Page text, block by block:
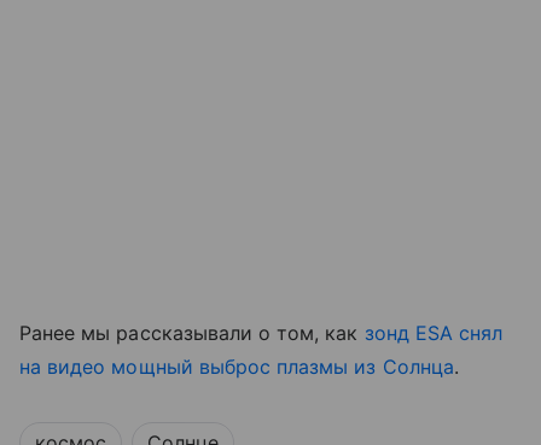
Ранее мы рассказывали о том, как зонд ESA снял
на видео мощный выброс плазмы из Солнца.